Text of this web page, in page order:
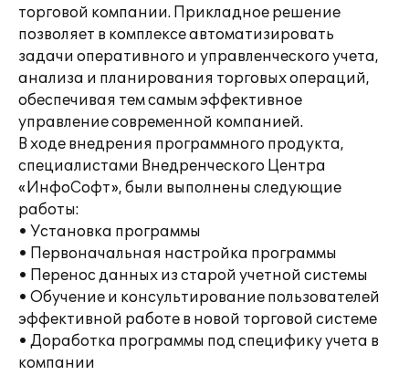
торговой компании. Прикладное решение
позволяет в комплексе автоматизировать
задачи оперативного и управленческого учета,
анализа и планирования торговых операций,
обеспечивая тем самым эффективное
управление современной компанией.
В ходе внедрения программного продукта,
специалистами Внедренческого Центра
«ИнфоСофт», были выполнены следующие
работы:
• Установка программы
• Первоначальная настройка программы
• Перенос данных из старой учетной системы
• Обучение и консультирование пользователей
эффективной работе в новой торговой системе
• Доработка программы под специфику учета в
компании